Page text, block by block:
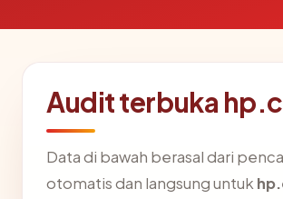
Audit terbuka
Data di bawah berasal dari
otomatis dan langsung untuk